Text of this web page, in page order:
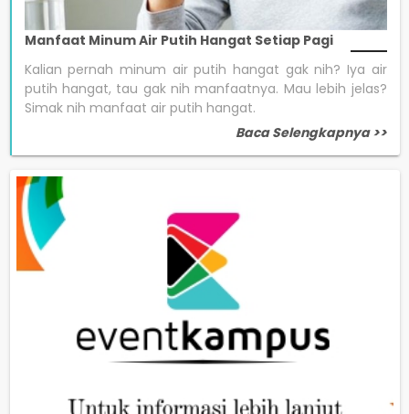
Manfaat Minum Air Putih Hangat Setiap Pagi
Kalian pernah minum air putih hangat gak nih? Iya air
putih hangat, tau gak nih manfaatnya. Mau lebih jelas?
Simak nih manfaat air putih hangat.
Baca Selengkapnya >>